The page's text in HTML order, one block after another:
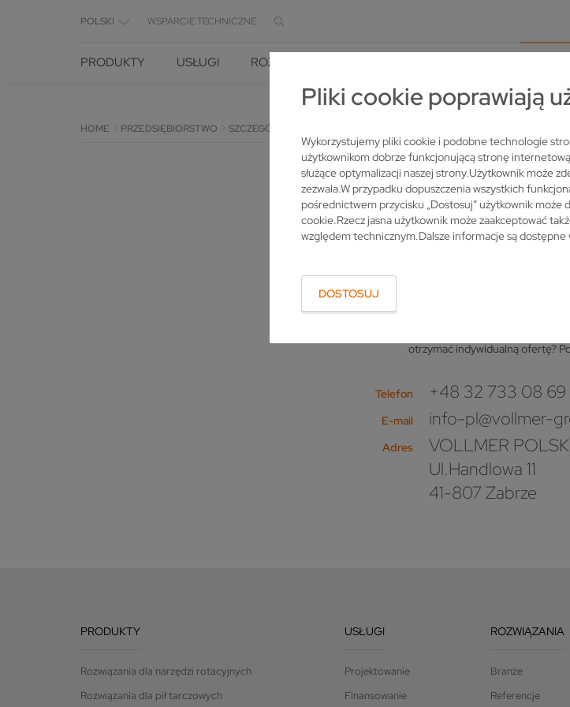
Pliki cookie poprawiają
Wykorzystujemy pliki cookie i podobne technologie
użytkownikom dobrze funkcjonującą stronę
służące optymalizacji naszej strony.Użytkownik może
zezwala.W przypadku dopuszczenia wszystkich
pośrednictwem przycisku „Dostosuj” użytkownik
cookie.Rzecz jasna użytkownik może zaakceptować
względem technicznym.Dalsze informacje są dostępne
DOSTOSUJ
POLSKI WSPARCIE TECHNICZNE
PRODUKTY USŁUGI ROZWIĄZANIA
HOME PRZEDSIĘBIORSTWO SZCZEGÓŁ
Czy masz pytania do VOLLMER?
otrzymać indywidualną ofertę?
Telefon +48 32 733 08 69
E-mail info-pl@vollmer-
Adres
VOLLMER
Ul.Handlowa 11
41-807 Zabrze
PRODUKTY
Rozwiązania dla narzędzi rotacyjnych
Rozwiązania dla pił tarczowych
USŁUGI
Projektowanie
Finansowanie
ROZWIĄZANIA
Branże
Referencje